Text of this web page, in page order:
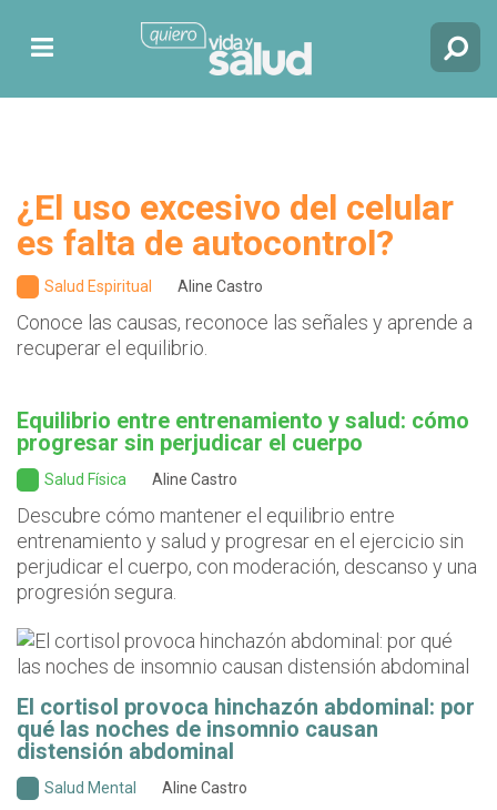
¿El uso excesivo del celular
es falta de autocontrol?
Salud Espiritual Aline Castro
Conoce las causas, reconoce las señales y aprende a
recuperar el equilibrio.
Equilibrio entre entrenamiento y salud: cómo
progresar sin perjudicar el cuerpo
Salud Física Aline Castro
Descubre cómo mantener el equilibrio entre
entrenamiento y salud y progresar en el ejercicio sin
perjudicar el cuerpo, con moderación, descanso y una
progresión segura.
El cortisol provoca hinchazón abdominal: por
qué las noches de insomnio causan
distensión abdominal
Salud Mental Aline Castro